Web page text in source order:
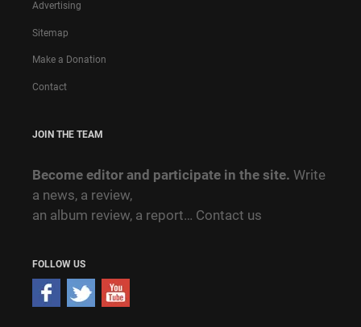
Advertising
Sitemap
Make a Donation
Contact
JOIN THE TEAM
Become editor and participate in the site. Write
a news, a review,
an album review, a report… Contact us
FOLLOW US